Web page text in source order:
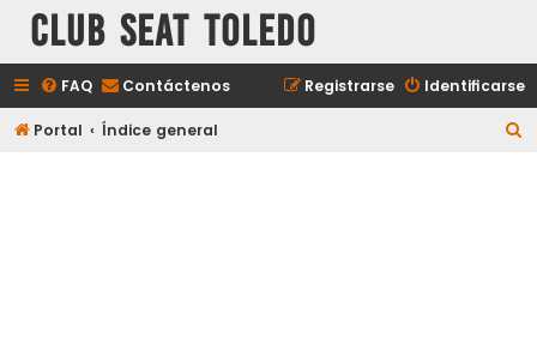
Club Seat Toledo
FAQ Contáctenos Identificarse
Registrarse
Portal Índice general